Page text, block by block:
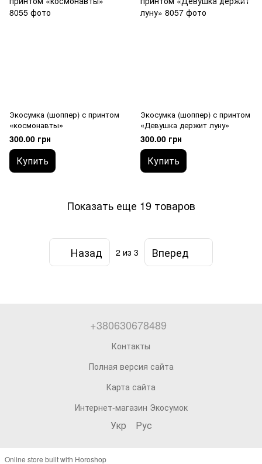
Экосумка (шоппер) с принтом
«космонавты»
300.00 грн
Купить
Экосумка (шоппер) с принтом
«Девушка держит луну»
300.00 грн
Купить
Показать еще 19 товаров
Назад 2 из 3 Вперед
+380630678489
Контакты
Полная версия сайта
Карта сайта
Интернет-магазин Экосумок
Укр Рус
Online store built with Horoshop